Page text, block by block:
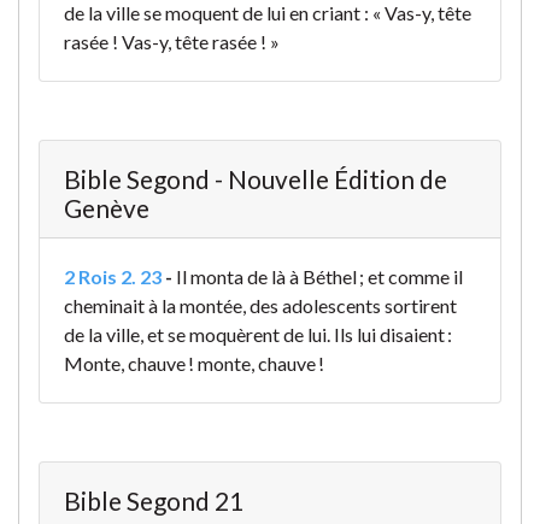
de la ville se moquent de lui en criant : « Vas-y, tête
rasée ! Vas-y, tête rasée ! »
Bible Segond - Nouvelle Édition de
Genève
2 Rois 2. 23 - Il monta de là à Béthel ; et comme il
cheminait à la montée, des adolescents sortirent
de la ville, et se moquèrent de lui. Ils lui disaient :
Monte, chauve ! monte, chauve !
Bible Segond 21